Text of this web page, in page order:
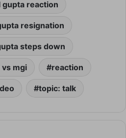
gupta reaction
resignation
steps down
mgi reaction
topic: talk